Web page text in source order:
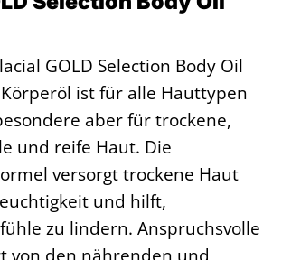
GOLD Selection Body Oil
Körperöl ist für alle Hauttypen
aber für trockene,
und reife Haut. Die
versorgt trockene Haut
und hilft,
zu lindern. Anspruchsvolle